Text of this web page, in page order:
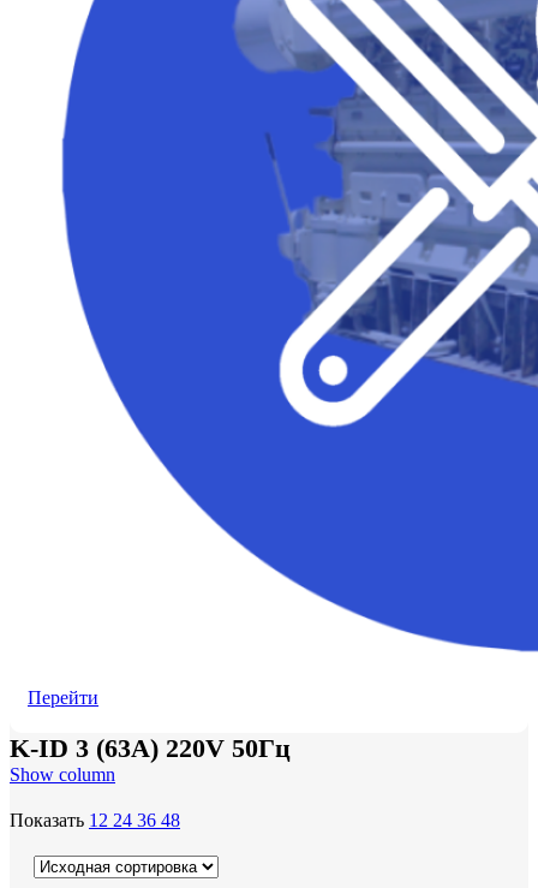
Перейти
K-ID 3 (63А) 220V 50Гц
Show column
Показать 12 24 36 48